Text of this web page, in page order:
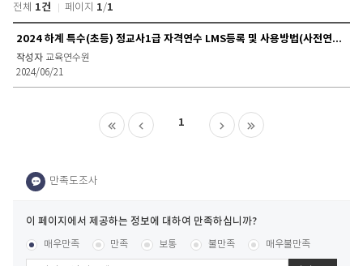
자
료
실
검
색
전체 1건 페이지 1/1
뮤
니
티
2024 하계 특수(초등) 정교사1급 자격연수 LMS등록 및 사용방법(사전연수포함)
교육연수원
2024/06/21
1
이
페
이
콘텐츠 만족도 조사 [평균 .00 점 / 11 명 참여]
매우만족 만족 보통 불만족 매우불만족